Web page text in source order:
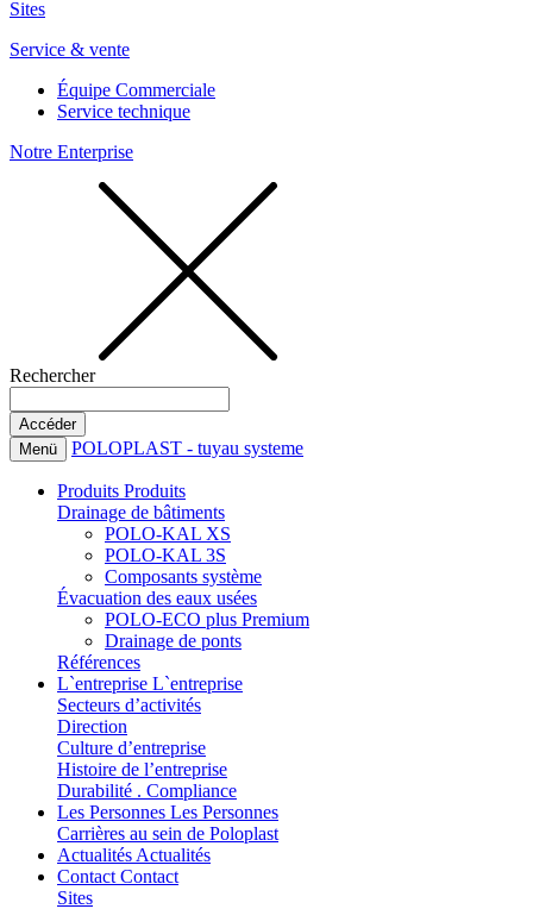
Sites
Service & vente
Équipe Commerciale
Service technique
Notre Enterprise
Rechercher
Menü POLOPLAST - tuyau systeme
Produits Produits
Drainage de bâtiments
POLO-KAL XS
POLO-KAL 3S
Composants système
Évacuation des eaux usées
POLO-ECO plus Premium
Drainage de ponts
Références
L`entreprise L`entreprise
Secteurs d’activités
Direction
Culture d’entreprise
Histoire de l’entreprise
Durabilité . Compliance
Les Personnes Les Personnes
Carrières au sein de Poloplast
Actualités Actualités
Contact Contact
Sites